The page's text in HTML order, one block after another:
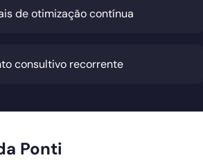
de otimização contínua
consultivo recorrente
Ponti